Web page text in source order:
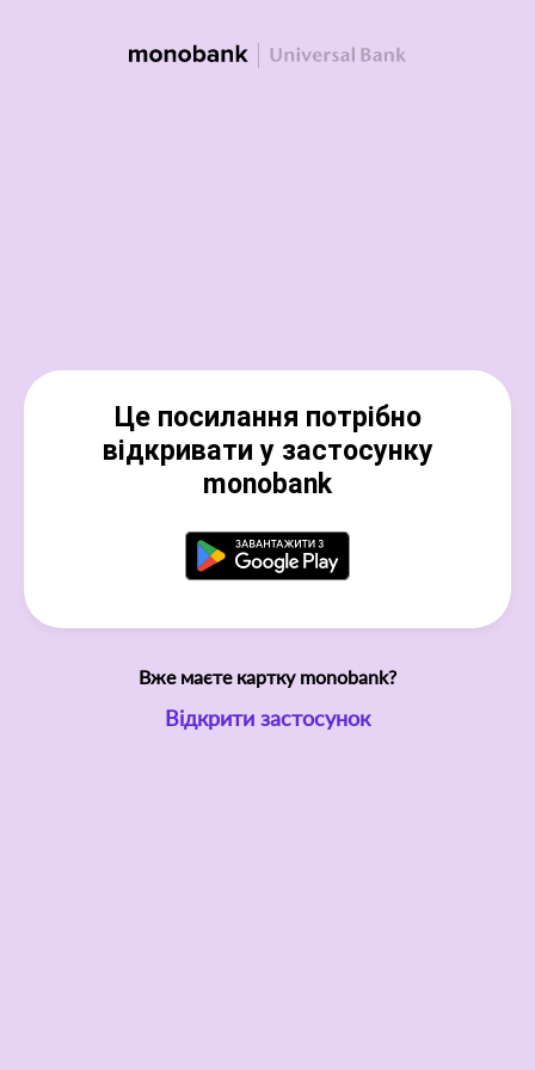
Це посилання потрібно
відкривати у застосунку
monobank
Вже маєте картку monobank?
Відкрити застосунок